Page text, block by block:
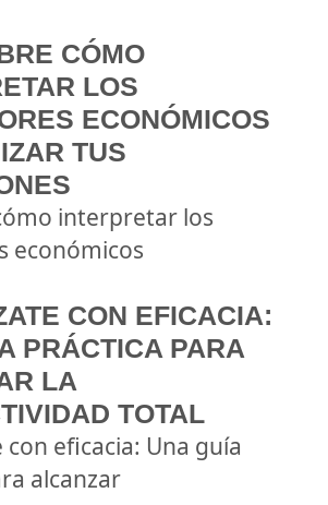
CÓMO
LOS
ECONÓMICOS
TUS
interpretar los
económicos
CON EFICACIA:
PRÁCTICA PARA
LA
TOTAL
eficacia: Una guía
alcanzar